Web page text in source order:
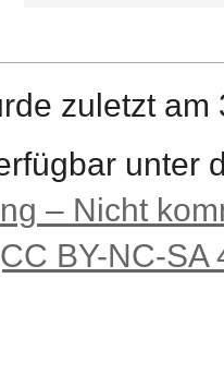
zuletzt
unter
– Nicht
BY-NC-SA